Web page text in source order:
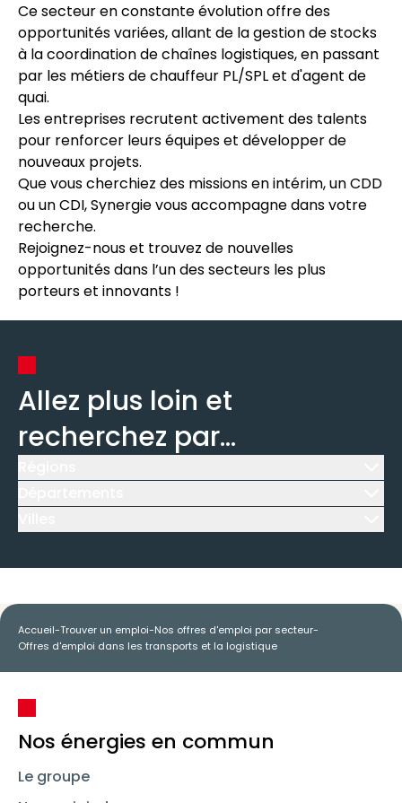
Ce secteur en constante évolution offre des
opportunités variées, allant de la gestion de stocks
à la coordination de chaînes logistiques, en passant
par les métiers de chauffeur PL/SPL et d'agent de
quai.
Les entreprises recrutent activement des talents
pour renforcer leurs équipes et développer de
nouveaux projets.
Que vous cherchiez des missions en intérim, un CDD
ou un CDI, Synergie vous accompagne dans votre
recherche.
Rejoignez-nous et trouvez de nouvelles
opportunités dans l’un des secteurs les plus
porteurs et innovants !
Allez plus loin et
recherchez par...
Accueil-Trouver un emploi-Nos offres d'emploi par secteur-
Offres d'emploi dans les transports et la logistique
Nos énergies en commun
Le groupe